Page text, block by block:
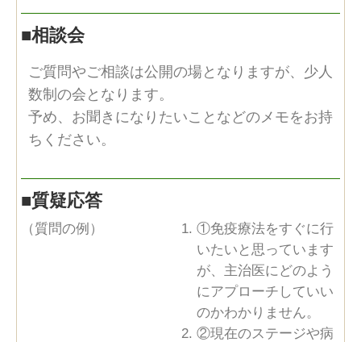
■相談会
ご質問やご相談は公開の場となりますが、少人
数制の会となります。
予め、お聞きになりたいことなどのメモをお持
ちください。
■質疑応答
（質問の例）
①免疫療法をすぐに行
いたいと思っています
が、主治医にどのよう
にアプローチしていい
のかわかりません。
②現在のステージや病